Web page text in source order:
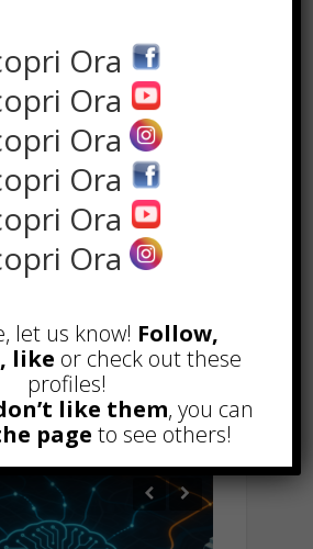
la ricostruzione
scopri un mondo
di nail art, si apre
Read more
1 2
Ora
Ora
Ora
Ora
Ora
Ora
let us know! Follow,
like or check out these
profiles!
like them, you can
page to see others!